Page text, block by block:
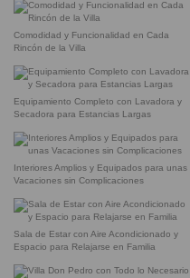
Comodidad y Funcionalidad en Cada
Rincón de la Villa
Equipamiento Completo con Lavadora y
Secadora para Estancias Largas
Interiores Amplios y Equipados para unas
Vacaciones sin Complicaciones
Sala de Estar con Aire Acondicionado y
Espacio para Relajarse en Familia